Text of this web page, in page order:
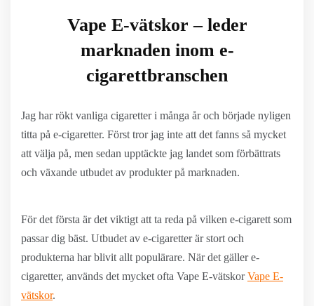
Vape E-vätskor – leder
marknaden inom e-
cigarettbranschen
Jag har rökt vanliga cigaretter i många år och började nyligen
titta på e-cigaretter. Först tror jag inte att det fanns så mycket
att välja på, men sedan upptäckte jag landet som förbättrats
och växande utbudet av produkter på marknaden.
För det första är det viktigt att ta reda på vilken e-cigarett som
passar dig bäst. Utbudet av e-cigaretter är stort och
produkterna har blivit allt populärare. När det gäller e-
cigaretter, används det mycket ofta Vape E-vätskorVape E-
vätskor.